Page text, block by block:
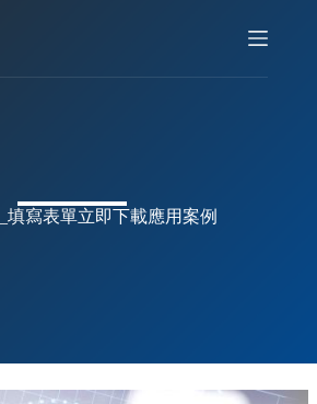
填寫表單立即下載應用案例